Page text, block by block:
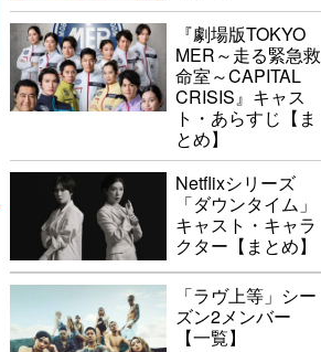
『劇場版TOKYO
MER～走る緊急救
命室～CAPITAL
CRISIS』キャス
ト・あらすじ【ま
とめ】
Netflixシリーズ
「ダウンタイム」
キャスト・キャラ
クター【まとめ】
「ラヴ上等」シー
ズン2メンバー
【一覧】